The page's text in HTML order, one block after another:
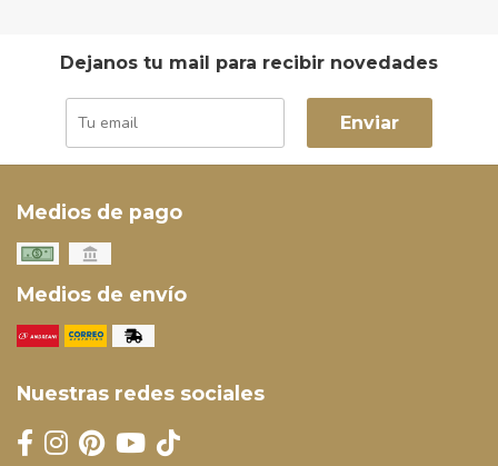
Dejanos tu mail para recibir novedades
Enviar
Medios de pago
Medios de envío
Nuestras redes sociales